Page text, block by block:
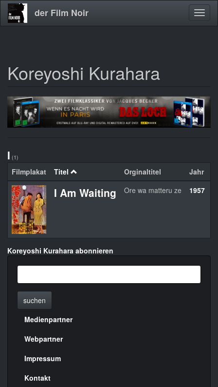
Direkt
zum
der Film Noir
Koreyoshi Kurahara
I (1)
Filmplakat Titel Orginaltitel Jahr
I Am Waiting Ore wa matteru ze 1957
Koreyoshi Kurahara abonnieren
suchen
Menülinks
rechte
Seite
Medienpartner
Webpartner
Impressum
Kontakt